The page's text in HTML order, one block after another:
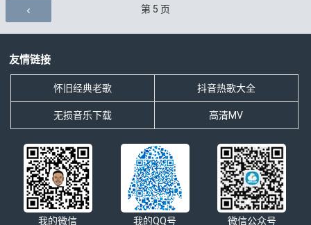
评论导航 第 5 页
友情链接
怀旧经典老歌 抖音热歌大全
无损音乐下载 高清MV
我的微信 我的QQ号 微信公众号